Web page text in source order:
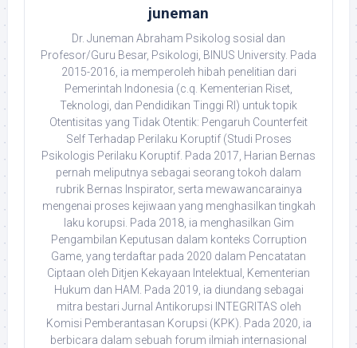
juneman
Dr. Juneman Abraham Psikolog sosial dan
Profesor/Guru Besar, Psikologi, BINUS University. Pada
2015-2016, ia memperoleh hibah penelitian dari
Pemerintah Indonesia (c.q. Kementerian Riset,
Teknologi, dan Pendidikan Tinggi RI) untuk topik
Otentisitas yang Tidak Otentik: Pengaruh Counterfeit
Self Terhadap Perilaku Koruptif (Studi Proses
Psikologis Perilaku Koruptif. Pada 2017, Harian Bernas
pernah meliputnya sebagai seorang tokoh dalam
rubrik Bernas Inspirator, serta mewawancarainya
mengenai proses kejiwaan yang menghasilkan tingkah
laku korupsi. Pada 2018, ia menghasilkan Gim
Pengambilan Keputusan dalam konteks Corruption
Game, yang terdaftar pada 2020 dalam Pencatatan
Ciptaan oleh Ditjen Kekayaan Intelektual, Kementerian
Hukum dan HAM. Pada 2019, ia diundang sebagai
mitra bestari Jurnal Antikorupsi INTEGRITAS oleh
Komisi Pemberantasan Korupsi (KPK). Pada 2020, ia
berbicara dalam sebuah forum ilmiah internasional